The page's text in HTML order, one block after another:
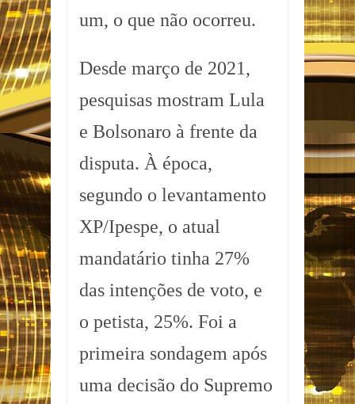
um, o que não ocorreu.
Desde março de 2021,
pesquisas mostram Lula
e Bolsonaro à frente da
disputa. À época,
segundo o levantamento
XP/Ipespe, o atual
mandatário tinha 27%
das intenções de voto, e
o petista, 25%. Foi a
primeira sondagem após
uma decisão do Supremo